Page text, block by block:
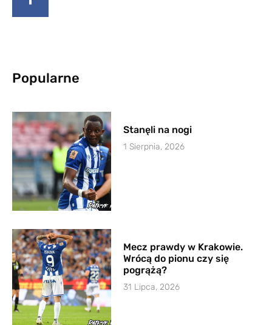
Popularne
Stanęli na nogi
1 Sierpnia, 2026
Mecz prawdy w Krakowie.
Wrócą do pionu czy się
pogrążą?
31 Lipca, 2026